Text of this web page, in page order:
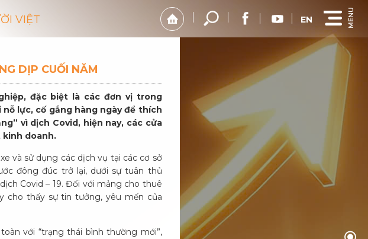
EN
VIỆT
DỊP CUỐI NĂM
đặc biệt là các đơn vị trong
lực, cố gắng hàng ngày để thích
vì dịch Covid, hiện nay, các cửa
kinh doanh.
và sử dụng các dịch vụ tại các cơ sở
đông đúc trở lại, dưới sự tuân thủ
Covid – 19. Đối với mảng cho thuê
cho thấy sự tin tưởng, yêu mến của
với “trạng thái bình thường mới”,